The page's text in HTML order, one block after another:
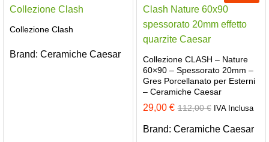
Collezione Clash
Brand: Ceramiche Caesar
Collezione CLASH – Nature
60×90 – Spessorato 20mm –
Gres Porcellanato per Esterni
– Ceramiche Caesar
29,00 € 112,00€ IVA Inclusa
Brand: Ceramiche Caesar